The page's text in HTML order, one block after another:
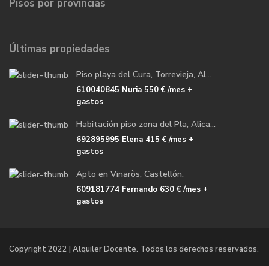
Pisos por provincias
Últimas propiedades
Piso playa del Cura, Torrevieja, Al...
610040845 Nuria 550 €/mes +
gastos
Habitación piso zona del Pla, Alica...
692895995 Elena 415 €/mes +
gastos
Apto en Vinaròs, Castellón.
609181774 Fernando 630 €/mes +
gastos
Copyright 2022 | Alquiler Docente. Todos los derechos reservados.